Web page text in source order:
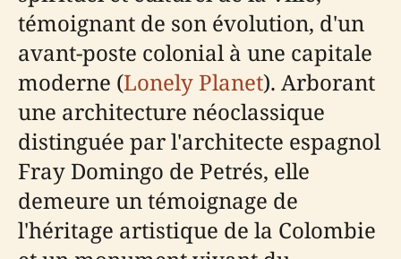
témoignant de son évolution, d'un
avant-poste colonial à une capitale
moderne (Lonely Planet). Arborant
une architecture néoclassique
distinguée par l'architecte espagnol
Fray Domingo de Petrés, elle
demeure un témoignage de
l'héritage artistique de la Colombie